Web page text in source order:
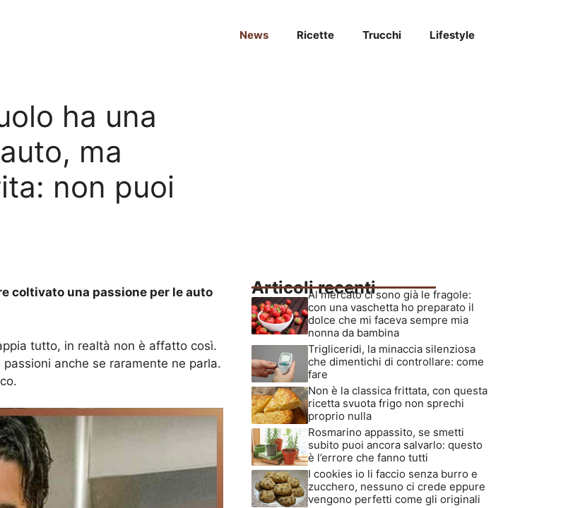
News Ricette Trucchi Lifestyle
ha una
ma
non puoi
coltivato una passione per le auto
tutto, in realtà non è affatto così.
anche se raramente ne parla.
Articoli recenti
Al mercato ci sono già le fragole:
con una vaschetta ho preparato il
dolce che mi faceva sempre mia
nonna da bambina
Trigliceridi, la minaccia silenziosa
che dimentichi di controllare: come
fare
Non è la classica frittata, con questa
ricetta svuota frigo non sprechi
proprio nulla
Rosmarino appassito, se smetti
subito puoi ancora salvarlo: questo
è l’errore che fanno tutti
I cookies io li faccio senza burro e
zucchero, nessuno ci crede eppure
vengono perfetti come gli originali